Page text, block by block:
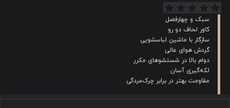
سبک و چهارفصل
کاور لحاف دو رو
سازگار با ماشین لباسشویی
گردش هوای عالی
دوام بالا در شستشوهای مکرر
لکه‌گیری آسان
مقاومت بهتر در برابر چرک‌مردگی